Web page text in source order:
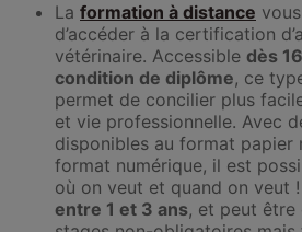
La formation à distance
d’accéder à la certification
vétérinaire. Accessible dès
condition de diplôme, ce
permet de concilier plus
et vie professionnelle. Avec
disponibles au format papier
format numérique, il est
où on veut et quand on veut
entre 1 et 3 ans, et peut être